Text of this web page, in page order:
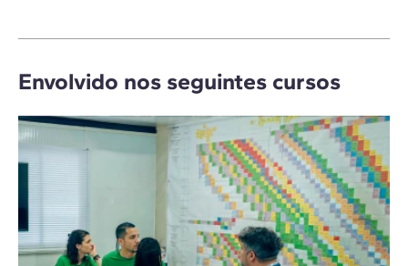
Envolvido nos seguintes cursos